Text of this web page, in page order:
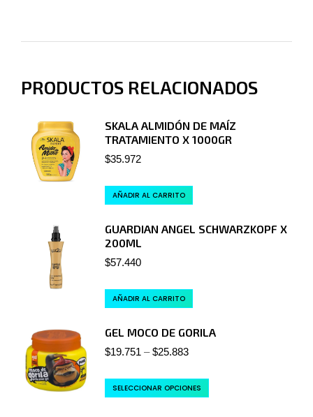
PRODUCTOS RELACIONADOS
SKALA ALMIDÓN DE MAÍZ
TRATAMIENTO X 1000GR
$35.972
AÑADIR AL CARRITO
GUARDIAN ANGEL SCHWARZKOPF X
200ML
$57.440
AÑADIR AL CARRITO
GEL MOCO DE GORILA
$19.751 –$25.883
SELECCIONAR OPCIONES